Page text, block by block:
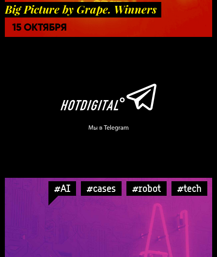
Big Picture by Grape. Winners
15 ОКТЯБРЯ
#AI #cases #robot #tech